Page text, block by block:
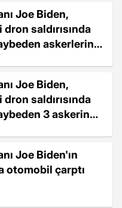
Joe Biden,
saldırısında
askerlerin
Joe Biden,
saldırısında
3 askerin
Joe Biden'ın
otomobil çarptı